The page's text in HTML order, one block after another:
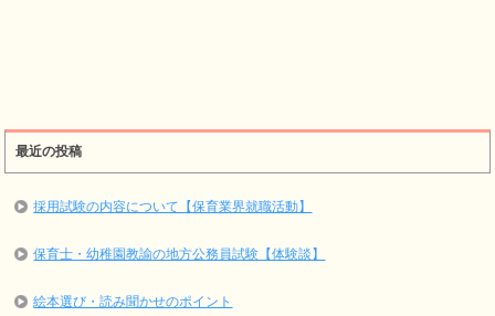
最近の投稿
採用試験の内容について【保育業界就職活動】
保育士・幼稚園教諭の地方公務員試験【体験談】
絵本選び・読み聞かせのポイント